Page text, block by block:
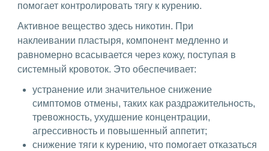
помогает контролировать тягу к курению.
Активное вещество здесь никотин. При
наклеивании пластыря, компонент медленно и
равномерно всасывается через кожу, поступая в
системный кровоток. Это обеспечивает:
устранение или значительное снижение
симптомов отмены, таких как раздражительность,
тревожность, ухудшение концентрации,
агрессивность и повышенный аппетит;
снижение тяги к курению, что помогает отказаться